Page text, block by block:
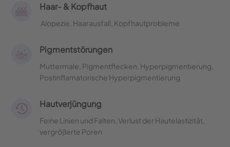
Haar- & Kopfhaut
Alopezie, Haarausfall, Kopfhautprobleme
Pigmentstörungen
Muttermale, Pigmentflecken, Hyperpigmentierung,
Postinflamatorische Hyperpigmentierung
Hautverjüngung
Feine Linien und Falten, Verlust der Hautelastizität,
vergrößerte Poren